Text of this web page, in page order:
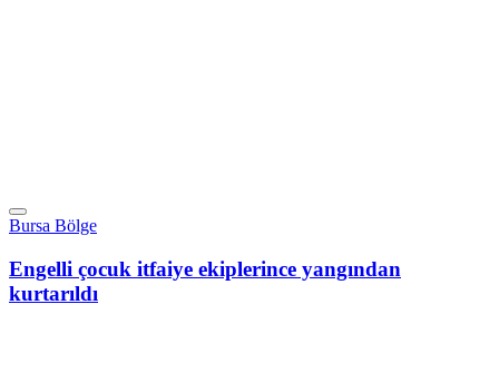
Bursa Bölge
Engelli çocuk itfaiye ekiplerince yangından
kurtarıldı